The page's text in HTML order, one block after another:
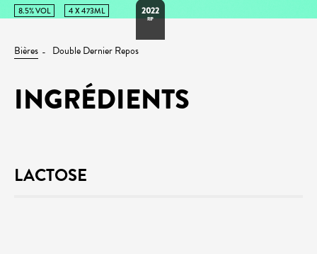
8.5% VOL 4 X 473ML 2022
RIP
Bières Double Dernier Repos
INGRÉDIENTS
LACTOSE